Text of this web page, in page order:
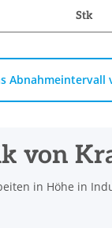
Stk
Abnahmeintervall
von
in Höhe in